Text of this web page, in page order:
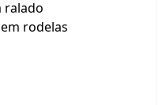
ralado
rodelas